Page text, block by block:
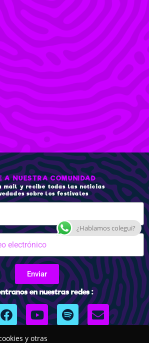
A NUESTRA COMUNIDAD
mail y recibe todas las noticias
sobre los festivales
Enviar
en nuestras redes :
¿Hablamos colegui?
y otras